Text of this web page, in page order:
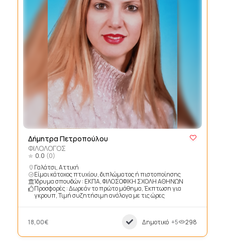
Δήμητρα Πετροπούλου
ΦΙΛΟΛΟΓΟΣ
0.0 (0)
Γαλάτσι, Αττική
Είμαι κάτοχος πτυχίου, διπλώματος ή πιστοποίησης
Ίδρυμα σπουδών : ΕΚΠΑ, ΦΙΛΟΣΟΦΙΚΗ ΣΧΟΛΗ ΑΘΗΝΩΝ
Προσφορές : Δωρεάν το πρώτο μάθημα, Έκπτωση για
γκρουπ, Τιμή συζητήσιμη ανάλογα με τις ώρες
18,00€ Δημοτικό +5 298